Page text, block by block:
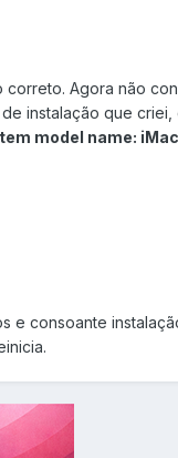
correto. Agora não
instalação que criei,
model name: iMac
e consoante